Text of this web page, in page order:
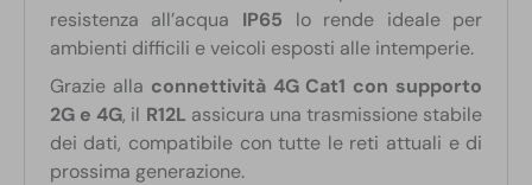
resistenza all’acqua IP65 lo rende ideale per
ambienti difficili e veicoli esposti alle intemperie.
Grazie alla connettività 4G Cat1 con supporto
2G e 4G, il R12L assicura una trasmissione stabile
dei dati, compatibile con tutte le reti attuali e di
prossima generazione.